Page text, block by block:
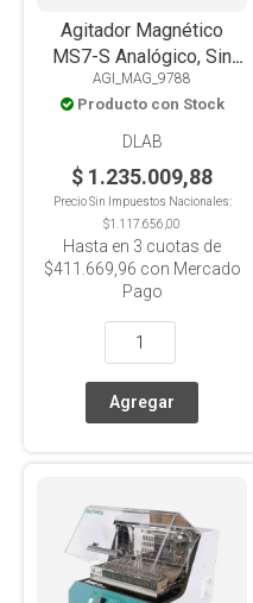
Agitador Magnético
MS7-S Analógico, Sin
Calefacción, Placa
Vitrocerámica Alta
Resistencia,10L
AGI_MAG_9788
Producto con Stock
DLAB
$ 1.235.009,88
Precio Sin Impuestos Nacionales:
$1.117.656,00
Hasta en 3 cuotas de
$411.669,96 con Mercado
Pago